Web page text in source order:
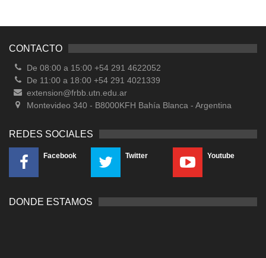
CONTACTO
De 08:00 a 15:00 +54 291 4622052
De 11:00 a 18:00 +54 291 4021339
extension@frbb.utn.edu.ar
Montevideo 340 - B8000KFH Bahía Blanca - Argentina
REDES SOCIALES
Facebook Twitter Youtube
DONDE ESTAMOS